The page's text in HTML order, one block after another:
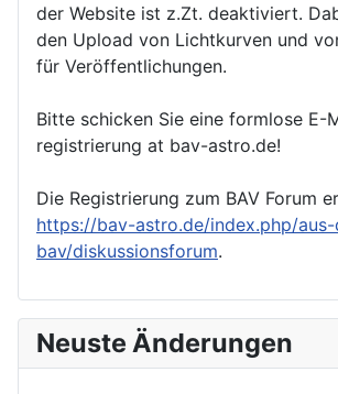
der Website ist z.Zt. deaktiviert.
den Upload von Lichtkurven und
für Veröffentlichungen.
Bitte schicken Sie eine formlose E-
registrierung at bav-astro.de!
Die Registrierung zum BAV Forum
https://bav-astro.de/index.php/
bav/diskussionsforum.
Neuste Änderungen